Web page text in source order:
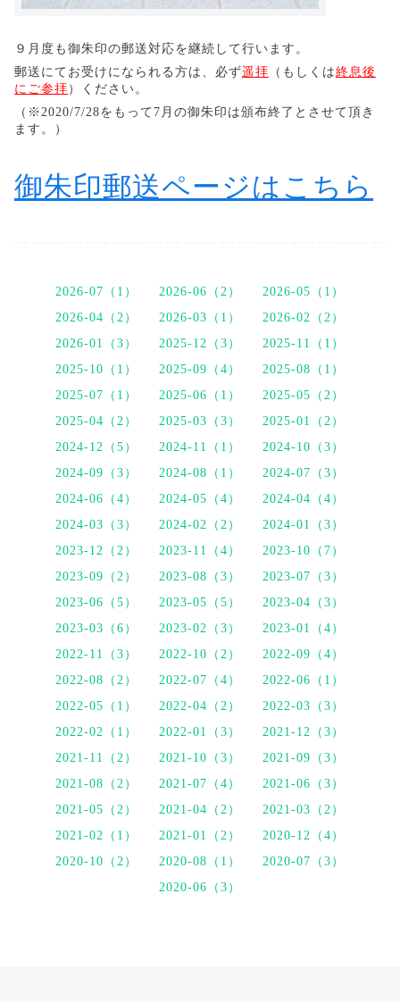
９月度も御朱印の郵送対応を継続して行います。
​郵送にてお受けになられる方は、必ず遥拝 （もしくは終息後
にご参拝 ）ください。
（※2020/7/28をもって7月の御朱印は頒布終了とさせて頂き
ます。）
御朱印郵送ページはこちら
2026-07（1） 2026-06（2）
2026-05（1）
2026-04（2）
2026-03（1）
2026-02（2）
2026-01（3）
2025-12（3）
2025-11（1）
2025-10（1）
2025-09（4）
2025-08（1）
2025-07（1）
2025-06（1）
2025-05（2）
2025-04（2）
2025-03（3）
2025-01（2）
2024-12（5）
2024-11（1）
2024-10（3）
2024-09（3）
2024-08（1）
2024-07（3）
2024-06（4）
2024-05（4）
2024-04（4）
2024-03（3）
2024-02（2）
2024-01（3）
2023-12（2）
2023-11（4）
2023-10（7）
2023-09（2）
2023-08（3）
2023-07（3）
2023-06（5）
2023-05（5）
2023-04（3）
2023-03（6）
2023-02（3）
2023-01（4）
2022-11（3）
2022-10（2）
2022-09（4）
2022-08（2）
2022-07（4）
2022-06（1）
2022-05（1）
2022-04（2）
2022-03（3）
2022-02（1）
2022-01（3）
2021-12（3）
2021-11（2）
2021-10（3）
2021-09（3）
2021-08（2）
2021-07（4）
2021-06（3）
2021-05（2）
2021-04（2）
2021-03（2）
2021-02（1）
2021-01（2）
2020-12（4）
2020-10（2）
2020-08（1）
2020-07（3）
2020-06（3）